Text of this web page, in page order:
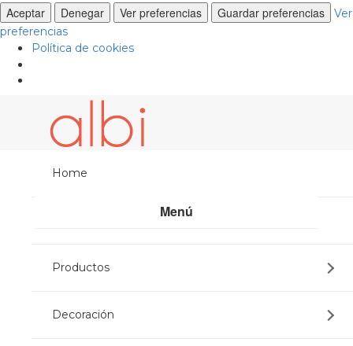
Aceptar Denegar Ver preferencias Guardar preferencias
Ver
preferencias
Política de cookies
Menú
Home
Productos
Decoración